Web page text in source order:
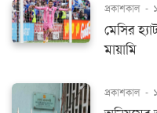
প্রকাশকাল -
মেসির
মায়ামি
প্রকাশকাল -